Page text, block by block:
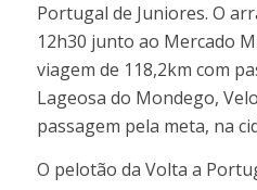
Portugal de Juniores. O
12h30 junto ao Mercado
viagem de 118,2km com
Lageosa do Mondego,
passagem pela meta, na
O pelotão da Volta a